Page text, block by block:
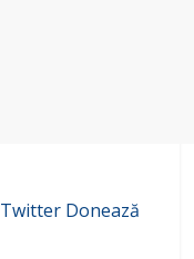
Twitter Donează